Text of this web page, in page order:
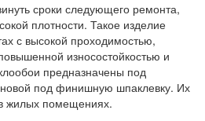
сроки следующего ремонта,
плотности. Такое изделие
с высокой проходимостью,
износостойкостью и
предназначены под
под финишную шпаклевку. Их
жилых помещениях.